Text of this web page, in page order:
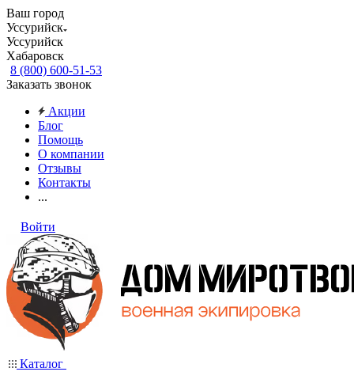
Ваш город
Уссурийск
Уссурийск
Хабаровск
8 (800) 600-51-53
Заказать звонок
Акции
Блог
Помощь
О компании
Отзывы
Контакты
...
Войти
Каталог